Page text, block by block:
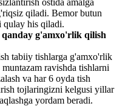
qiladi. Bemor butun
qulay his qiladi.
g'amxo'rlik qilish
tabiiy tishlarga g'amxo'rlik
ravishda tishlarni
va har 6 oyda tish
tojlaringizni kelgusi yillar
yordam beradi.